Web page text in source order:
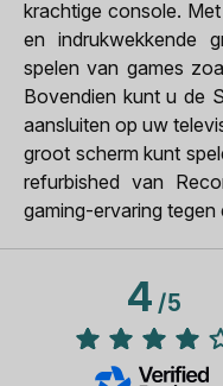
krachtige console.
en indrukwekkende
spelen van games
Bovendien kunt u de
aansluiten op uw
groot scherm kunt
refurbished van
gaming-ervaring tegen
4/5